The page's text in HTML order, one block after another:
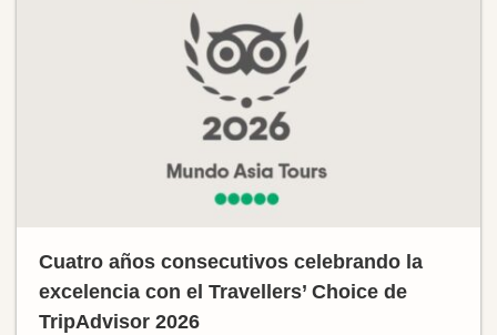
Cuatro años consecutivos celebrando la
excelencia con el Travellers’ Choice de
TripAdvisor 2026